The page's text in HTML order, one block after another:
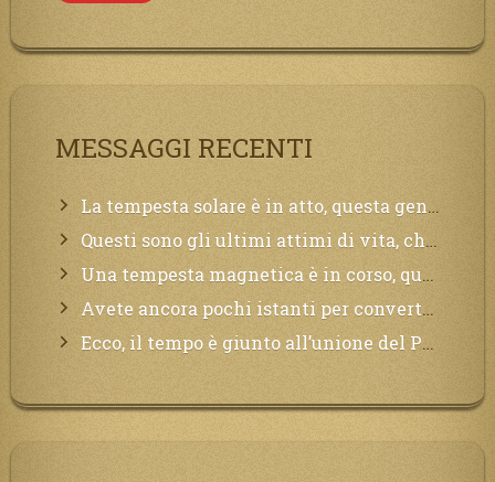
MESSAGGI RECENTI
La tempesta solare è in atto, questa generazione soffrirà molto, la Terra arderà, l’acqua sarà contaminata, il cibo non sarà più nelle vostre mense.
Questi sono gli ultimi attimi di vita, chi si vuole salvare Mi chiami in suo aiuto.
Una tempesta magnetica è in corso, questa generazione patirà. Il black out non tarderà ad arrivare e tutta la Terra sarà oscurata.
Avete ancora pochi istanti per convertirvi, non perdete tempo, la sciagura arriverà all’improvviso e per chi non si sarà preparato saranno dolori.
Ecco, il tempo è giunto all’unione del Padre con il figlio, non avete che da attendere pochissimo.